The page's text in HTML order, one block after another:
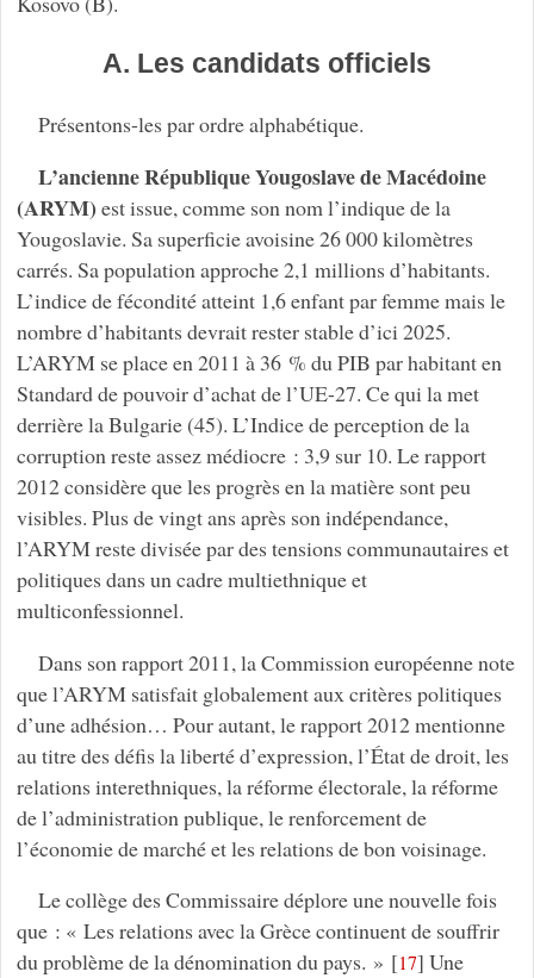
A. Les candidats officiels
Présentons-les par ordre alphabétique.
L’ancienne République Yougoslave de Macédoine
(ARYM) est issue, comme son nom l’indique de la
Yougoslavie. Sa superficie avoisine 26 000 kilomètres
carrés. Sa population approche 2,1 millions d’habitants.
L’indice de fécondité atteint 1,6 enfant par femme mais le
nombre d’habitants devrait rester stable d’ici 2025.
L’ARYM se place en 2011 à 36 % du PIB par habitant en
Standard de pouvoir d’achat de l’UE-27. Ce qui la met
derrière la Bulgarie (45). L’Indice de perception de la
corruption reste assez médiocre : 3,9 sur 10. Le rapport
2012 considère que les progrès en la matière sont peu
visibles. Plus de vingt ans après son indépendance,
l’ARYM reste divisée par des tensions communautaires et
politiques dans un cadre multiethnique et
multiconfessionnel.
Dans son rapport 2011, la Commission européenne note
que l’ARYM satisfait globalement aux critères politiques
d’une adhésion… Pour autant, le rapport 2012 mentionne
au titre des défis la liberté d’expression, l’État de droit, les
relations interethniques, la réforme électorale, la réforme
de l’administration publique, le renforcement de
l’économie de marché et les relations de bon voisinage.
Le collège des Commissaire déplore une nouvelle fois
que : « Les relations avec la Grèce continuent de souffrir
du problème de la dénomination du pays. » [17] Une